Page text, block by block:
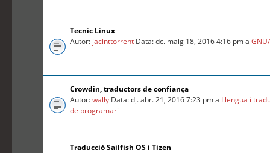
Tecnic Linux
Autor: jacinttorrent Data: dc. maig 18, 2016 4:16 pm a
Crowdin, traductors de confiança
Autor:wally Data: dj. abr. 21, 2016 7:23 pm a Llengua i
de programari
Traducció Sailfish OS i Tizen